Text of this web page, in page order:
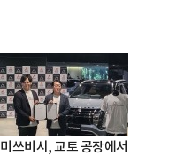
미쓰비시, 교토 공장에서